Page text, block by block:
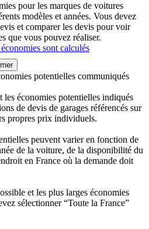
pour les marques de voitures
modèles et années. Vous devez
et comparer les devis pour voir
que vous pouvez réaliser.
sont calculés
potentielles communiqués
économies potentielles indiqués
de devis de garages référencés sur
propres prix individuels.
peuvent varier en fonction de
de la voiture, de la disponibilité du
en France où la demande doit
et les plus larges économies
sélectionner “Toute la France”